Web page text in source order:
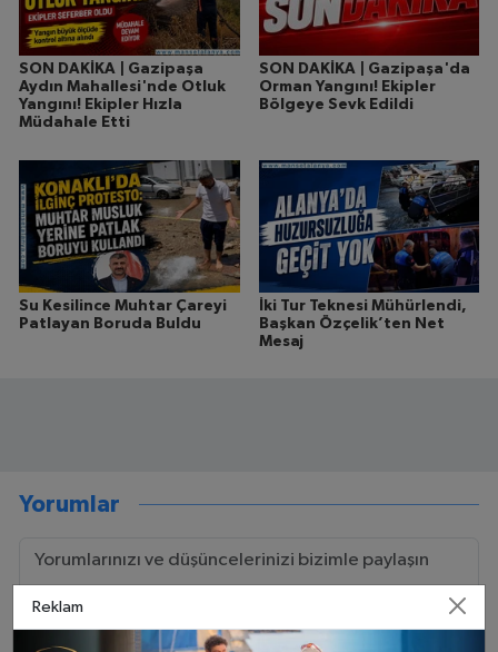
SON DAKİKA | Gazipaşa
Aydın Mahallesi'nde Otluk
Yangını! Ekipler Hızla
Müdahale Etti
SON DAKİKA | Gazipaşa'da
Orman Yangını! Ekipler
Bölgeye Sevk Edildi
Su Kesilince Muhtar Çareyi
Patlayan Boruda Buldu
İki Tur Teknesi Mühürlendi,
Başkan Özçelik’ten Net
Mesaj
Yorumlar
Reklam